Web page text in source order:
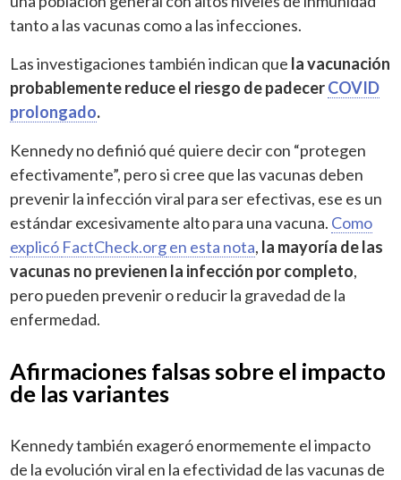
tanto a las vacunas como a las infecciones.
Las investigaciones también indican que la vacunación
probablemente reduce el riesgo de padecerCOVID
prolongado.
Kennedy no definió qué quiere decir con “protegen
efectivamente”, pero si cree que las vacunas deben
prevenir la infección viral para ser efectivas, ese es un
estándar excesivamente alto para una vacuna. Como
explicó FactCheck.orgen esta nota, la mayoría de las
vacunas no previenen la infección por completo,
pero pueden prevenir o reducir la gravedad de la
enfermedad.
Afirmaciones falsas sobre el impacto
de las variantes
Kennedy también exageró enormemente el impacto
de la evolución viral en la efectividad de las vacunas de